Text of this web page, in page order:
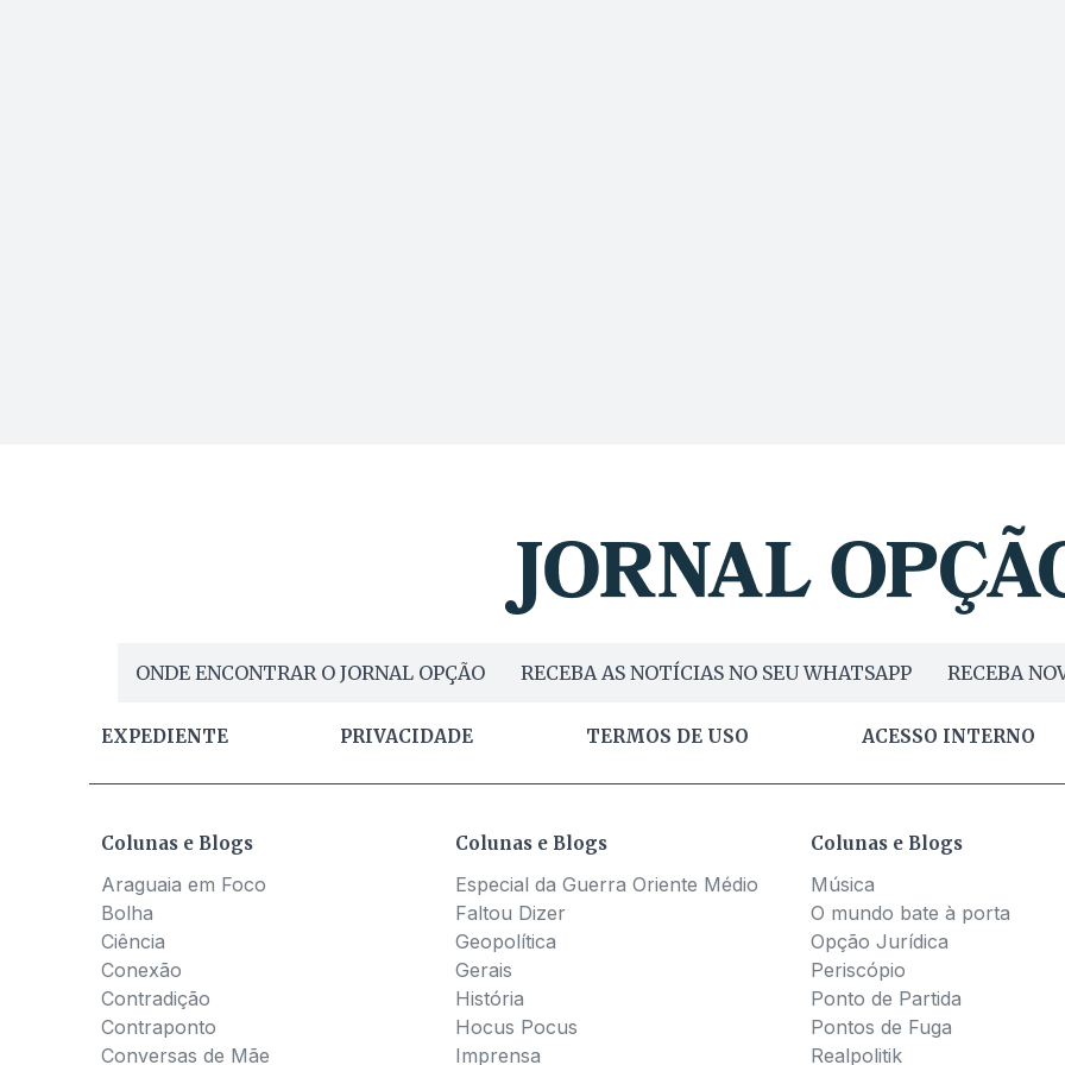
ONDE ENCONTRAR O JORNAL OPÇÃO RECEBA AS NOTÍCIAS NO SEU WHATSAPP RECEBA
EXPEDIENTE PRIVACIDADE TERMOS DE USO ACESSO INTERNO
Colunas e Blogs
Araguaia em Foco
Bolha
Ciência
Conexão
Contradição
Contraponto
Conversas de Mãe
Colunas e Blogs
Especial da Guerra Oriente Médio
Faltou Dizer
Geopolítica
Gerais
História
Hocus Pocus
Imprensa
Colunas e Blogs
Música
O mundo bate à porta
Opção Jurídica
Periscópio
Ponto de Partida
Pontos de Fuga
Realpolitik